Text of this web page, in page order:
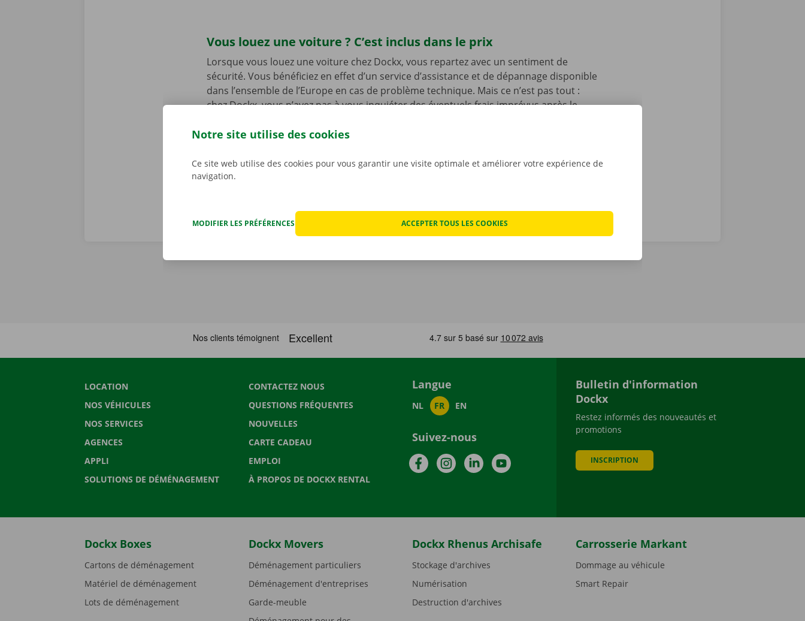
Vous louez une voiture ? C’est inclus dans le prix
Lorsque vous louez une voiture chez Dockx, vous repartez avec un sentiment de
sécurité. Vous bénéficiez en effet d’un service d’assistance et de dépannage disponible
dans l’ensemble de l’Europe en cas de problème technique. Mais ce n’est pas tout :
chez Dockx, vous n’avez pas à vous inquiéter des éventuels frais imprévus après le
preniez le volant. Pour nous, la transparence et un service personnalisé sont de
LOCATION
NOS VÉHICULES
NOS SERVICES
AGENCES
APPLI
SOLUTIONS DE DÉMÉNAGEMENT
CONTACTEZ NOUS
QUESTIONS FRÉQUENTES
NOUVELLES
CARTE CADEAU
EMPLOI
À PROPOS DE DOCKX RENTAL
Langue
NL FR EN
Suivez-nous
FacebookInstagramLinkedInYouTube
Bulletin d'information
Dockx
Restez informés des nouveautés et
promotions
INSCRIPTION
Dockx Boxes
Cartons de déménagement
Matériel de déménagement
Lots de déménagement
Dockx Movers
Déménagement particuliers
Déménagement d'entreprises
Garde-meuble
Dockx Rhenus Archisafe
Stockage d'archives
Numérisation
Destruction d'archives
Carrosserie Markant
Dommage au véhicule
Smart Repair
Notre site utilise des cookies
Ce site web utilise des cookies pour vous garantir une visite optimale et améliorer votre expérience de
navigation.
MODIFIER LES PRÉFÉRENCES ACCEPTER TOUS LES COOKIES